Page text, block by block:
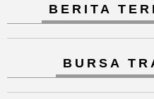
BERITA
BURSA